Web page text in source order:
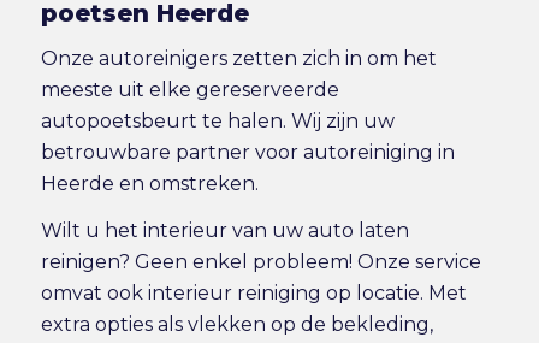
poetsen Heerde
Onze autoreinigers zetten zich in om het
meeste uit elke gereserveerde
autopoetsbeurt te halen. Wij zijn uw
betrouwbare partner voor autoreiniging in
Heerde en omstreken.
Wilt u het interieur van uw auto laten
reinigen? Geen enkel probleem! Onze service
omvat ook interieur reiniging op locatie. Met
extra opties als vlekken op de bekleding,